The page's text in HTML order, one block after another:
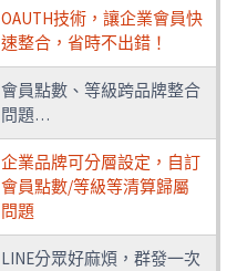
OAUTH技術，讓企業會員快
速整合，省時不出錯！
會員點數、等級跨品牌整合
問題…
企業品牌可分層設定，自訂
會員點數/等級等清算歸屬
問題
LINE分眾好麻煩，群發一次